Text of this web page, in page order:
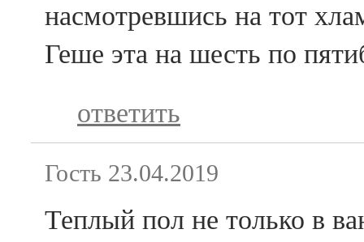
насмотревшись на тот
Геше эта на шесть по
ответить
Гость 23.04.2019
Теплый пол не только в